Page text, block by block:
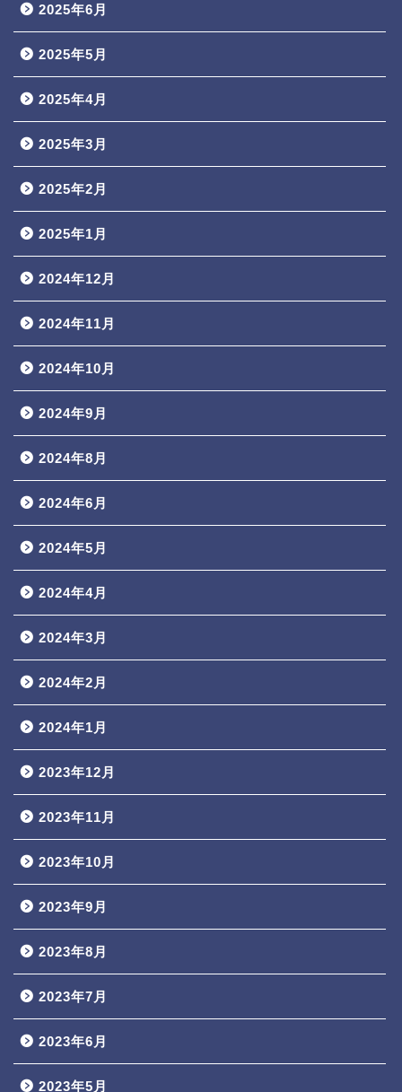
2025年6月
2025年5月
2025年4月
2025年3月
2025年2月
2025年1月
2024年12月
2024年11月
2024年10月
2024年9月
2024年8月
2024年6月
2024年5月
2024年4月
2024年3月
2024年2月
2024年1月
2023年12月
2023年11月
2023年10月
2023年9月
2023年8月
2023年7月
2023年6月
2023年5月